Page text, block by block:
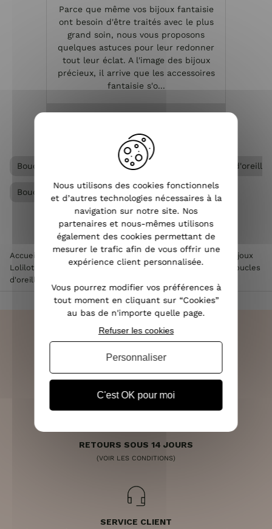
Parce que même vos bijoux fantaisie
ont besoin d'être traités avec le plus
grand soin, nous vous proposons
quelques astuces pour leur redonner
tout leur éclat. A l'image des bijoux
précieux, il arrive que les accessoires
fantaisie s'o...
VOIR L'ARTICLE
Boucles d'oreilles Lolilota & Lol femme Boucles
Boucles d'oreilles à clips femme
Accueil
Bijoux
Lolilota & Lol femme >Boucles d'oreilles Lolilota & Lol
Boucles
d'oreilles LOL à clips mauves et cuivrées Marocis
OFFERTE DÈS 70€
RETOURS SOUS 14 JOURS
(VOIR LES CONDITIONS)
SERVICE CLIENT
Nous utilisons des cookies fonctionnels
et d’autres technologies nécessaires à la
navigation sur notre site. Nos
partenaires et nous-mêmes utilisons
également des cookies permettant de
mesurer le trafic afin de vous offrir une
expérience client personnalisée.
Vous pourrez modifier vos préférences à
tout moment en cliquant sur “Cookies”
au bas de n'importe quelle page.
C'est OK pour moi
Refuser les cookies
Personnaliser